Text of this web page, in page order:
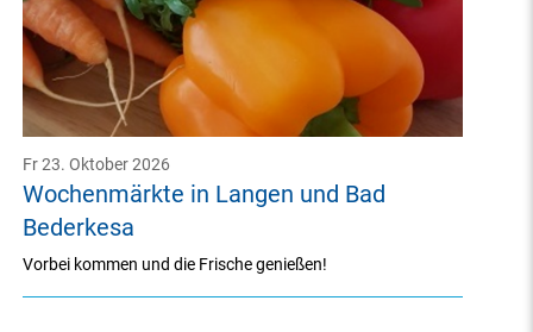
Wochenmärkte in Langen und Bad
Bederkesa
Fr 23. Oktober 2026
Vorbei kommen und die Frische genießen!